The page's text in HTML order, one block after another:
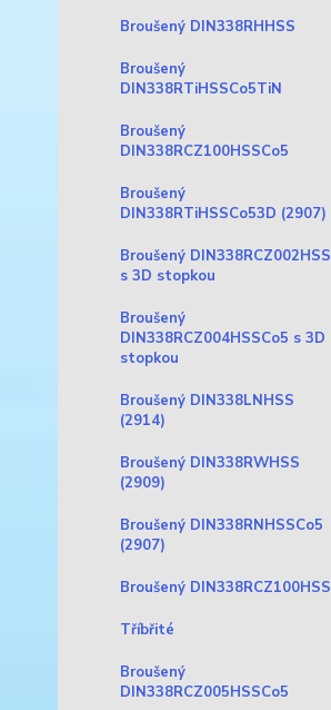
Broušený DIN338RHHSS
Broušený
DIN338RTiHSSCo5TiN
Broušený
DIN338RCZ100HSSCo5
Broušený
DIN338RTiHSSCo53D (2907)
Broušený DIN338RCZ002HSS
s 3D stopkou
Broušený
DIN338RCZ004HSSCo5 s 3D
stopkou
Broušený DIN338LNHSS
(2914)
Broušený DIN338RWHSS
(2909)
Broušený DIN338RNHSSCo5
(2907)
Broušený DIN338RCZ100HSS
Tříbřité
Broušený
DIN338RCZ005HSSCo5